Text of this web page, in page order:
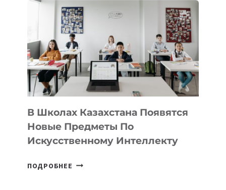
DEAL
VELOCITY
BY
MOST
—
МЕЖДУНАРОДНУЮ
ПРОГРАММУ
ДЛЯ
ТЕХНОЛОГИЧЕСКИХ
В Школах Казахстана Появятся
Новые Предметы По
Искусственному Интеллекту
ПОДРОБНЕЕ В